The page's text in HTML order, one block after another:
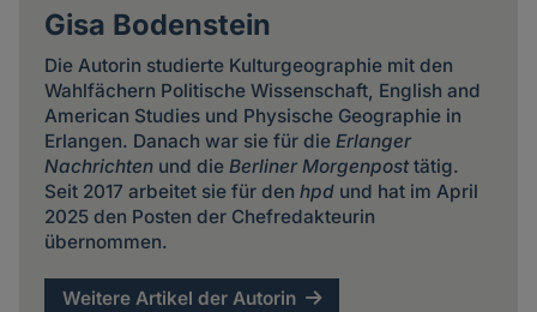
Gisa Bodenstein
Die Autorin studierte Kulturgeographie mit den
Wahlfächern Politische Wissenschaft, English and
American Studies und Physische Geographie in
Erlangen. Danach war sie für die Erlanger
Nachrichtenund die Berliner Morgenposttätig.
Seit 2017 arbeitet sie für den hpdund hat im April
2025 den Posten der Chefredakteurin
übernommen.
Weitere Artikel der Autorin